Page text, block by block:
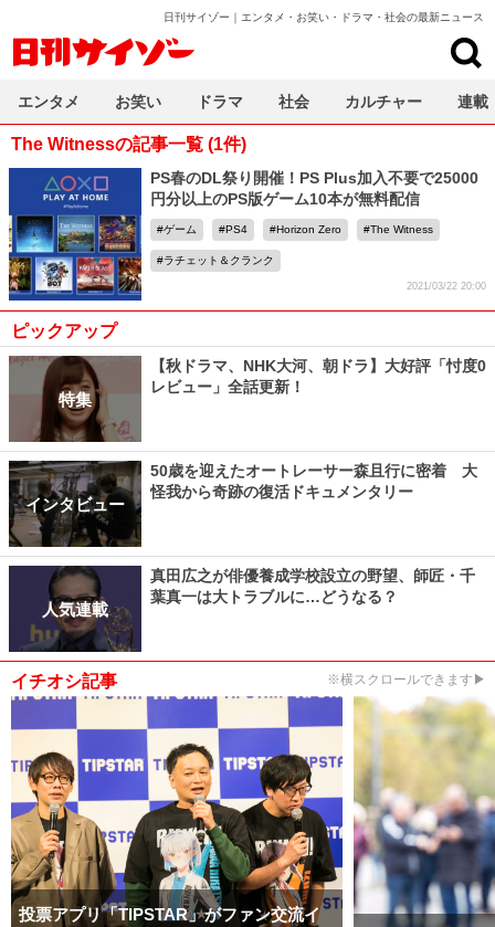
日刊サイゾー｜エンタメ・お笑い・ドラマ・社会の最新ニュース
The Witnessの記事一覧 (1件)
PS春のDL祭り開催！PS Plus加入不要で25000
円分以上のPS版ゲーム10本が無料配信
ゲーム PS4 Horizon Zero The Witness
ラチェット＆クランク
2021/03/22 20:00
ピックアップ
特集
【秋ドラマ、NHK大河、朝ドラ】大好評「忖度0
レビュー」全話更新！
インタビュー
50歳を迎えたオートレーサー森且行に密着 大
怪我から奇跡の復活ドキュメンタリー
人気連載
真田広之が俳優養成学校設立の野望、師匠・千
葉真一は大トラブルに…どうなる？
イチオシ記事 ※横スクロールできます▶
投票アプリ「TIPSTAR」がファン交流イ
エンタメ お笑い ドラマ 社会 カルチャー 連載